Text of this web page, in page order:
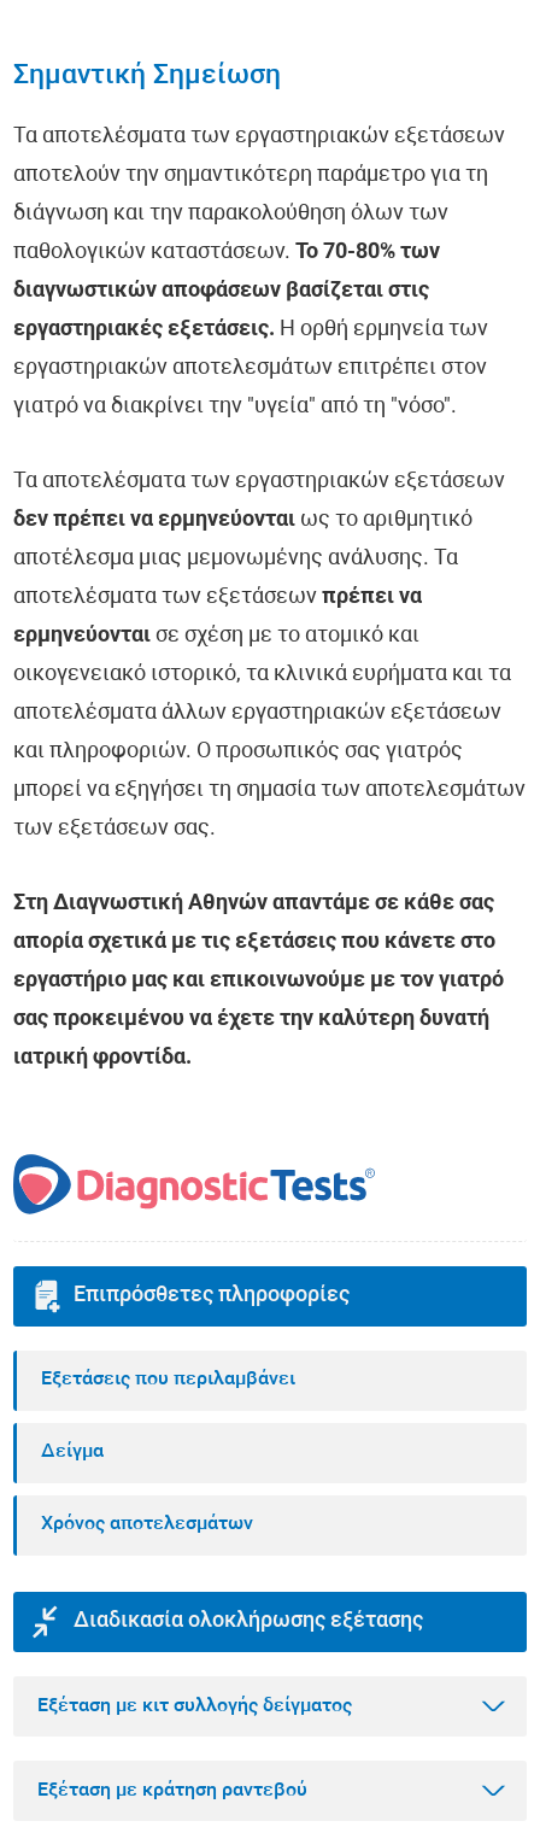
Σημαντική Σημείωση
Τα αποτελέσματα των εργαστηριακών εξετάσεων
αποτελούν την σημαντικότερη παράμετρο για τη
διάγνωση και την παρακολούθηση όλων των
παθολογικών καταστάσεων. Το 70-80% των
διαγνωστικών αποφάσεων βασίζεται στις
εργαστηριακές εξετάσεις. Η ορθή ερμηνεία των
εργαστηριακών αποτελεσμάτων επιτρέπει στον
γιατρό να διακρίνει την "υγεία" από τη "νόσο".
Τα αποτελέσματα των εργαστηριακών εξετάσεων
δεν πρέπει να ερμηνεύονται ως το αριθμητικό
αποτέλεσμα μιας μεμονωμένης ανάλυσης. Τα
αποτελέσματα των εξετάσεωνπρέπει να
ερμηνεύονταισε σχέση με το ατομικό και
οικογενειακό ιστορικό, τα κλινικά ευρήματα και τα
αποτελέσματα άλλων εργαστηριακών εξετάσεων
και πληροφοριών. Ο προσωπικός σας γιατρός
μπορεί να εξηγήσει τη σημασία των αποτελεσμάτων
των εξετάσεων σας.
Στη Διαγνωστική Αθηνών απαντάμε σε κάθε σας
απορία σχετικά με τις εξετάσεις που κάνετε στο
εργαστήριο μας και επικοινωνούμε με τον γιατρό
σας προκειμένου να έχετε την καλύτερη δυνατή
ιατρική φροντίδα.
Επιπρόσθετες πληροφορίες
Εξετάσεις που περιλαμβάνει
Δείγμα
Χρόνος αποτελεσμάτων
Διαδικασία ολοκλήρωσης εξέτασης
Εξέταση με κιτ συλλογής δείγματος
Εξέταση με κράτηση ραντεβού